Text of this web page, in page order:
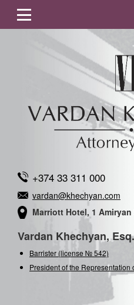
+374 33 311 000
vardan@khechyan.com
Marriott Hotel, 1 Amiryan
Vardan Khechyan, Esq.
Barrister (license № 542)
President of the Representation